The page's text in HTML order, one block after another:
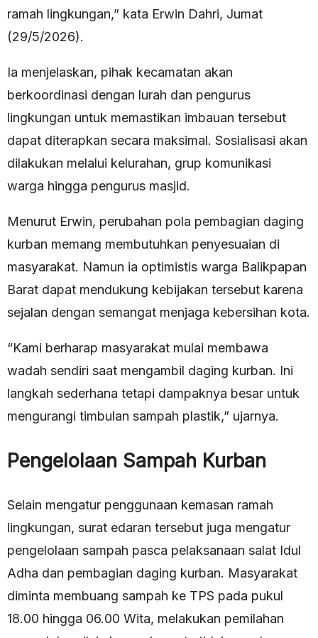
ramah lingkungan,” kata Erwin Dahri, Jumat
(29/5/2026).
Ia menjelaskan, pihak kecamatan akan
berkoordinasi dengan lurah dan pengurus
lingkungan untuk memastikan imbauan tersebut
dapat diterapkan secara maksimal. Sosialisasi akan
dilakukan melalui kelurahan, grup komunikasi
warga hingga pengurus masjid.
Menurut Erwin, perubahan pola pembagian daging
kurban memang membutuhkan penyesuaian di
masyarakat. Namun ia optimistis warga Balikpapan
Barat dapat mendukung kebijakan tersebut karena
sejalan dengan semangat menjaga kebersihan kota.
“Kami berharap masyarakat mulai membawa
wadah sendiri saat mengambil daging kurban. Ini
langkah sederhana tetapi dampaknya besar untuk
mengurangi timbulan sampah plastik,” ujarnya.
Pengelolaan Sampah Kurban
Selain mengatur penggunaan kemasan ramah
lingkungan, surat edaran tersebut juga mengatur
pengelolaan sampah pasca pelaksanaan salat Idul
Adha dan pembagian daging kurban. Masyarakat
diminta membuang sampah ke TPS pada pukul
18.00 hingga 06.00 Wita, melakukan pemilahan